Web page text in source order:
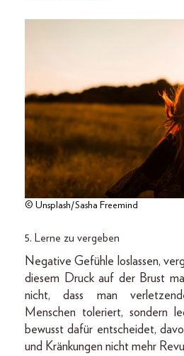
© Unsplash/Sasha Freemind
5. Lerne zu vergeben
Negative Gefühle loslassen,
diesem Druck auf der Brust
nicht, dass man
Menschen toleriert, sondern
bewusst dafür entscheidet,
und Kränkungen nicht mehr